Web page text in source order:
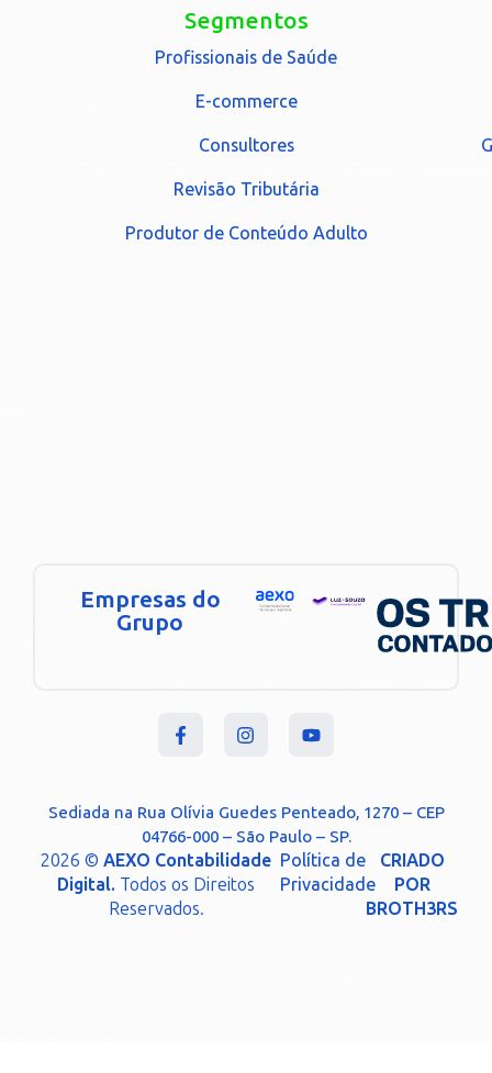
Segmentos
Profissionais de Saúde
E-commerce
Consultores
Revisão Tributária
Produtor de Conteúdo Adulto
Empresas do
Grupo
Sediada na Rua Olívia Guedes Penteado, 1270 – CEP
04766-000 – São Paulo – SP.
2026 ©AEXO Contabilidade
Digital. Todos os Direitos
Reservados.
Política de
Privacidade
CRIADO
POR
BROTH3RS